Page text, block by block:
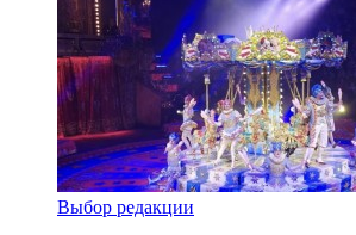
Выбор редакции